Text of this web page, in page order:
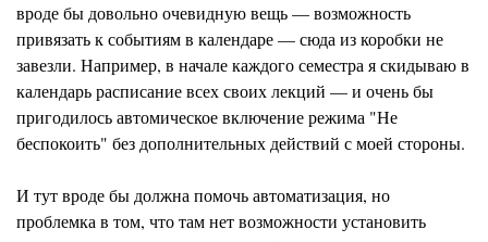
вроде бы довольно очевидную вещь — возможность
привязать к событиям в календаре — сюда из коробки не
завезли. Например, в начале каждого семестра я скидываю в
календарь расписание всех своих лекций — и очень бы
пригодилось автомическое включение режима "Не
беспокоить" без дополнительных действий с моей стороны.
И тут вроде бы должна помочь автоматизация, но
проблемка в том, что там нет возможности установить